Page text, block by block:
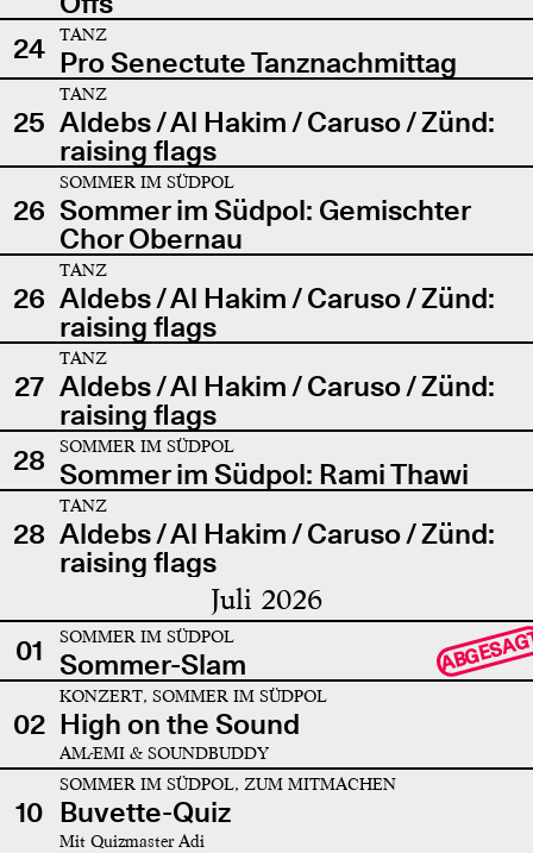
24
TANZ
Pro Senectute Tanznachmittag
25
TANZ
Aldebs / Al Hakim / Caruso / Zünd:
raising flags
26
SOMMER IM SÜDPOL
Sommer im Südpol: Gemischter
Chor Obernau
26
TANZ
Aldebs / Al Hakim / Caruso / Zünd:
raising flags
27
TANZ
Aldebs / Al Hakim / Caruso / Zünd:
raising flags
28
SOMMER IM SÜDPOL
Sommer im Südpol: Rami Thawi
28
TANZ
Aldebs / Al Hakim / Caruso / Zünd:
raising flags
Juli 2026
01 SOMMER IM SÜDPOL
Sommer-Slam
02
KONZERT, SOMMER IM SÜDPOL
High on the Sound
AMÆMI & SOUNDBUDDY
10
SOMMER IM SÜDPOL, ZUM MITMACHEN
Buvette-Quiz
Mit Quizmaster Adi